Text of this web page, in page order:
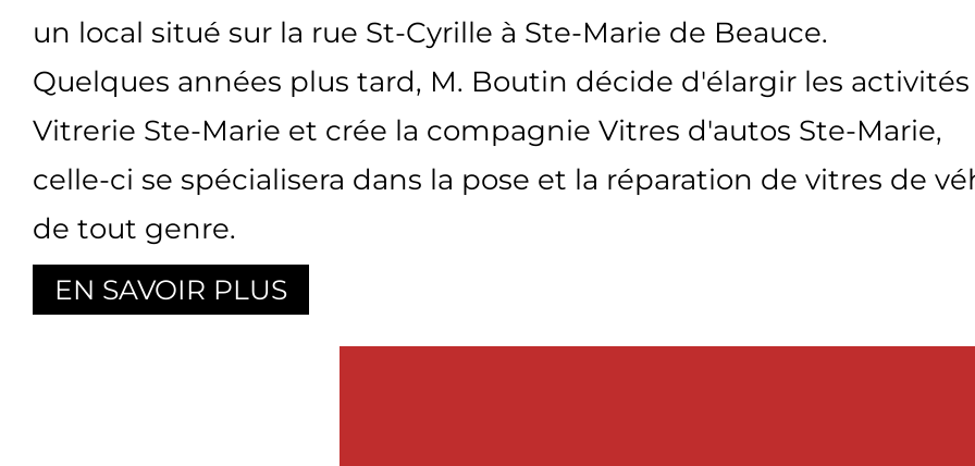
un local situé sur la rue St-Cyrille à Ste-Marie de Beauce.
Quelques années plus tard, M. Boutin décide d'élargir les
Vitrerie Ste-Marie et crée la compagnie Vitres d'autos Ste-Marie,
celle-ci se spécialisera dans la pose et la réparation de vitres de
de tout genre.
EN SAVOIR PLUS